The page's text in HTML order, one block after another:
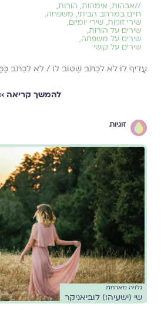
//אבהות, אימהות, הורות,
חיים במרחב הביתי, משפחה,
שירי זוגיות, שירי יומיום,
שירים על הורות,
שירים על משפחה,
שירים על קושי
עָדִיף לוֹ לֹא לִכְתֹּב שֶׁטּוֹב לוֹ / לֹא לִכְתֹּב
להמשך קריאה ››
זוגיות
גלויה מארחת
שי (ישעיהו) לוביאניקר